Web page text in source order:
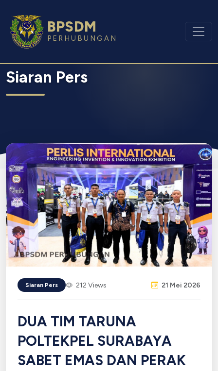
BPSDM
PERHUBUNGAN
Siaran Pers
Siaran Pers 212 Views 21 Mei 2026
DUA TIM TARUNA
POLTEKPEL SURABAYA
SABET EMAS DAN PERAK